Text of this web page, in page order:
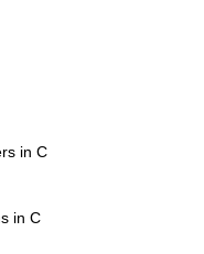
in C
in C